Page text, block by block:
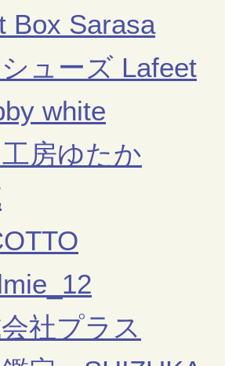
Box Sarasa
ューズ Lafeet
white
房ゆたか
社プラス